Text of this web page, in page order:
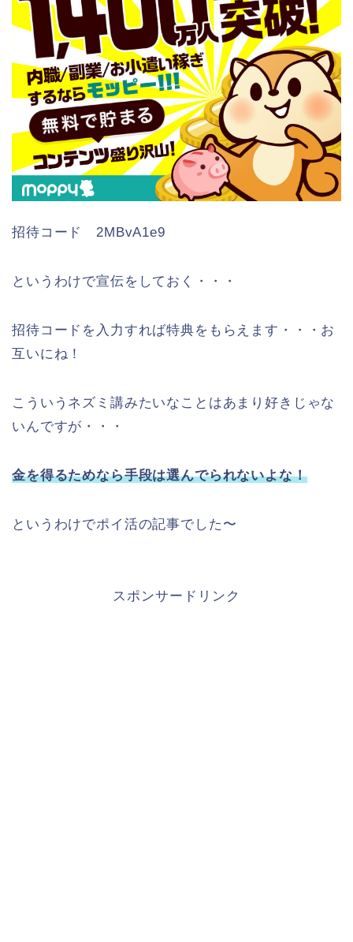
招待コード 2MBvA1e9
というわけで宣伝をしておく・・・
招待コードを入力すれば特典をもらえます・・・お
互いにね！
こういうネズミ講みたいなことはあまり好きじゃな
いんですが・・・
金を得るためなら手段は選んでられないよな！
というわけでポイ活の記事でした〜
スポンサードリンク